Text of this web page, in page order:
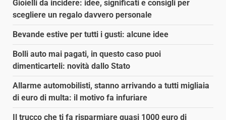
Gioielli da incidere: idee, significati e consigli per
scegliere un regalo davvero personale
Bevande estive per tutti i gusti: alcune idee
Bolli auto mai pagati, in questo caso puoi
dimenticarteli: novità dallo Stato
Allarme automobilisti, stanno arrivando a tutti migliaia
di euro di multa: il motivo fa infuriare
Il trucco che ti fa risparmiare quasi 1000 euro di